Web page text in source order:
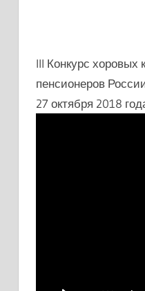
III Конкурс хоровых
пенсионеров
27 октября 2018